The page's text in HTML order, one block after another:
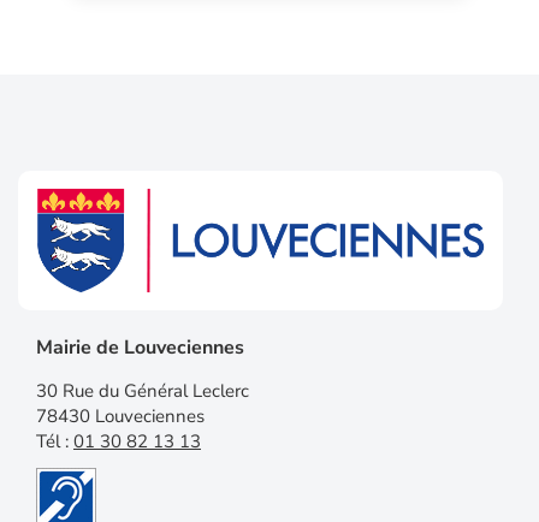
Mairie de Louveciennes
30 Rue du Général Leclerc
78430 Louveciennes
Tél : 01 30 82 13 13